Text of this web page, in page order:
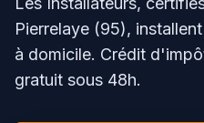
Pierrelaye (95),
à domicile. Crédit
gratuit sous 48h.